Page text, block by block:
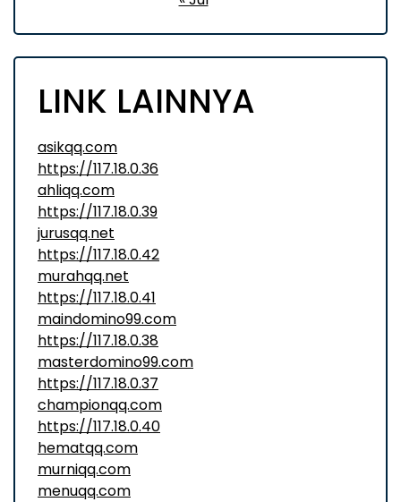
LINK LAINNYA
asikqq.com
https://117.18.0.36
ahliqq.com
https://117.18.0.39
jurusqq.net
https://117.18.0.42
murahqq.net
https://117.18.0.41
maindomino99.com
https://117.18.0.38
masterdomino99.com
https://117.18.0.37
championqq.com
https://117.18.0.40
hematqq.com
murniqq.com
menuqq.com